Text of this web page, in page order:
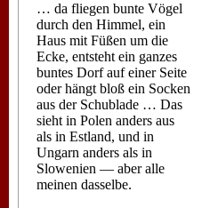
… da fliegen bunte Vögel
durch den Himmel, ein
Haus mit Füßen um die
Ecke, entsteht ein ganzes
buntes Dorf auf einer Seite
oder hängt bloß ein Socken
aus der Schublade … Das
sieht in Polen anders aus
als in Estland, und in
Ungarn anders als in
Slowenien — aber alle
meinen dasselbe.